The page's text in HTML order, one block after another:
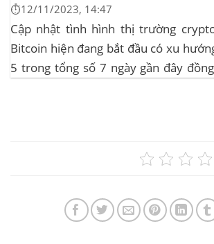
⏱️12/11/2023, 14:47
Cập nhật tình hình thị trường
Bitcoin hiện đang bắt đầu có xu
5 trong tổng số 7 ngày gần đây